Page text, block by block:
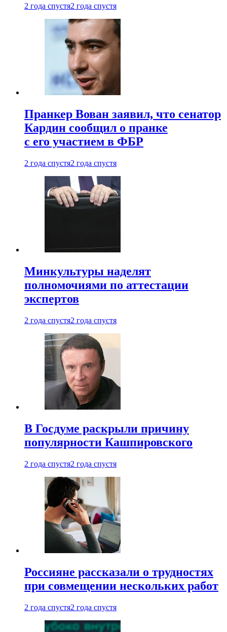
2 года спустя2 года спустя
Пранкер Вован заявил, что сенатор
Кардин сообщил о пранке
с его участием в ФБР
2 года спустя2 года спустя
Минкультуры наделят
полномочиями по аттестации
экспертов
2 года спустя2 года спустя
В Госдуме раскрыли причину
популярности Кашпировского
2 года спустя2 года спустя
Россияне рассказали о трудностях
при совмещении нескольких работ
2 года спустя2 года спустя